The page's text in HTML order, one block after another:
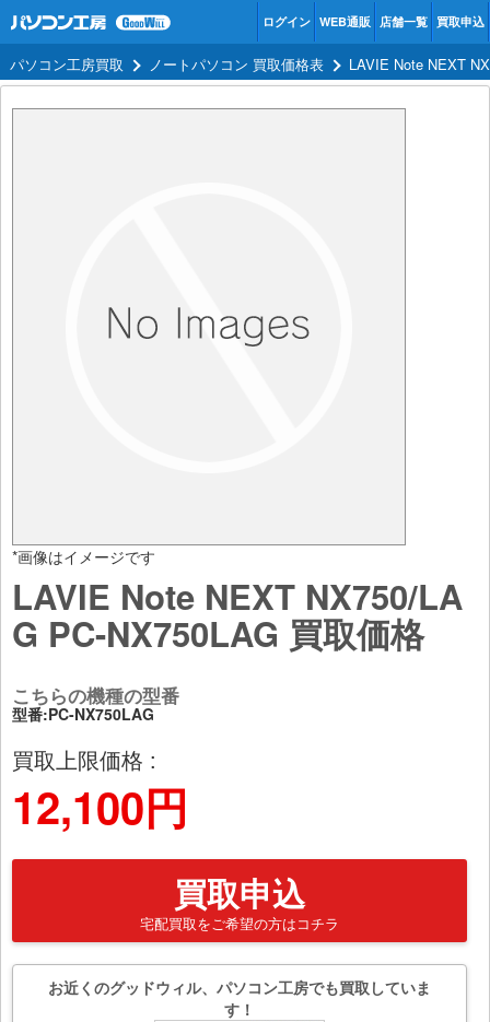
ログイン WEB通販 店舗一覧 買取申込
パソコン工房買取 ノートパソコン 買取価格表 LAVIE Note NEXT
*画像はイメージです
LAVIE Note NEXT NX750/LA
G PC-NX750LAG 買取価格
こちらの機種の型番
型番:PC-NX750LAG
買取上限価格 :
12,100円
買取申込
宅配買取をご希望の方はコチラ
お近くのグッドウィル、パソコン工房でも買取していま
す！